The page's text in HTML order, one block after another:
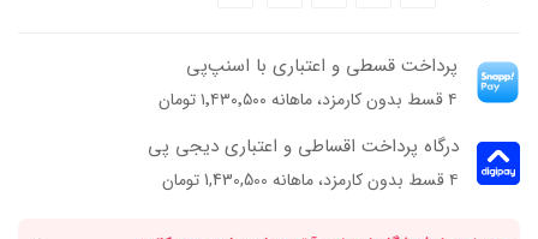
پرداخت قسطی و اعتباری با اسنپ‌پی
۴ قسط بدون کارمزد، ماهانه ۱٬۴۳۰٬۵۰۰ تومان
درگاه پرداخت اقساطی و اعتباری دیجی پی
۴ قسط بدون کارمزد، ماهانه 1,430,500 تومان